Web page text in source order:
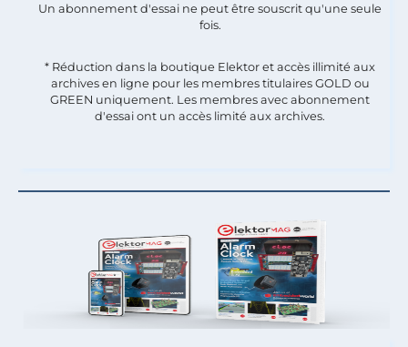
Un abonnement d'essai ne peut être souscrit qu'une seule
fois.​
* Réduction dans la boutique Elektor et accès illimité aux
archives en ligne pour les membres titulaires GOLD ou
GREEN uniquement. Les membres avec abonnement
d'essai ont un accès limité aux archives.